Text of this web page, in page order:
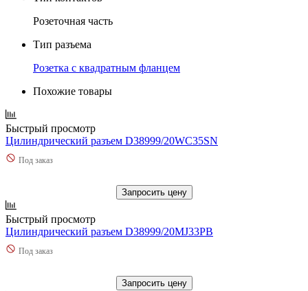
Розеточная часть
Тип разъема
Розетка с квадратным фланцем
Похожие товары
Быстрый просмотр
Цилиндрический разъем D38999/20WC35SN
Под заказ
Запросить цену
Быстрый просмотр
Цилиндрический разъем D38999/20MJ33PB
Под заказ
Запросить цену